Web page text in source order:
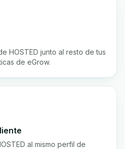
HOSTED junto al resto de tus
de eGrow.
al mismo perfil de